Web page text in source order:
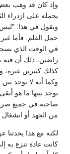
وإذ كان قد وهب بعض
يحمله على ازدراء
ويقول في هذا:
حمل القلم. فأما غير
في الوقت الذي يسحر
راضين، ذلك أن فيه
كذلك كثيرين غيره،
وكما أنه لا يوجد
يوجد بينها ما هو
صاحبه في جميع صروف
من الجهد أو انشغال
لكنه مع هذا يحدثنا